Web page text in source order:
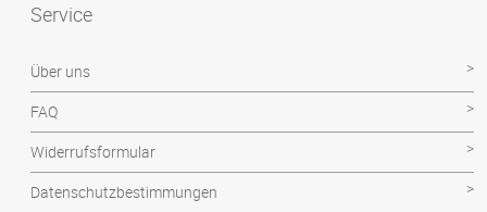
Hausarbeit
Magisterarbeit
Projektarbeit
Seminararbeit
Service
Über uns
FAQ
Widerrufsformular
Datenschutzbestimmungen